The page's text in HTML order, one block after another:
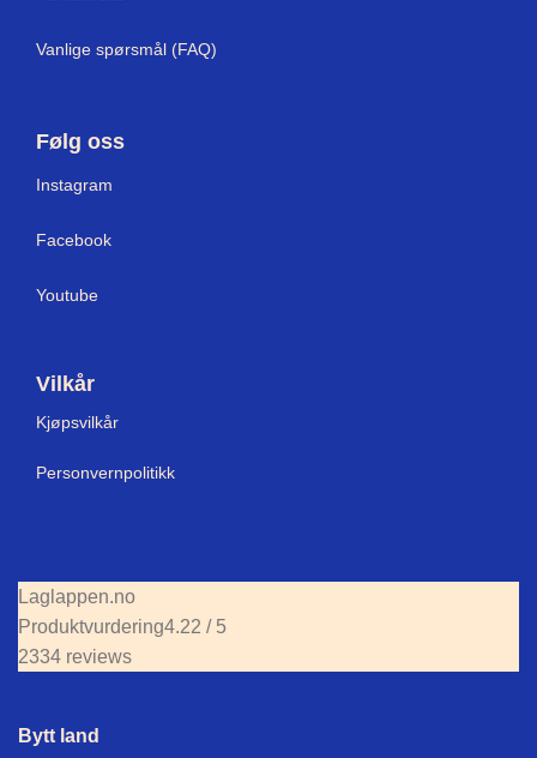
Vanlige spørsmål (FAQ)
Følg oss
Instagram
Facebook
Youtube
Vilkår
Kjøpsvilkår
Personvernpolitikk
Laglappen.no
Produktvurdering4.22 / 5
2334 reviews
Bytt land